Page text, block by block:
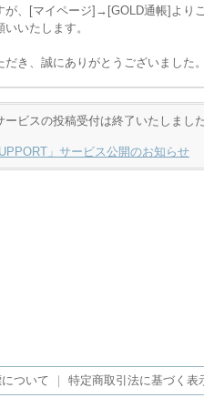
が、[マイページ]→[GOLD通帳]より
いたします。
き、誠にありがとうございました。
ービスの投稿受付は終了いたしまし
」サービス公開のお知らせ
ついて 特定商取引法に基づく表